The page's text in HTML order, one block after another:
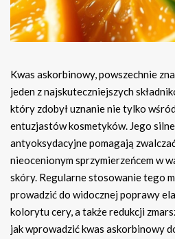
Kwas askorbinowy, powszechnie
jeden z najskuteczniejszych
który zdobył uznanie nie tylko
entuzjastów kosmetyków. Jego
antyoksydacyjne pomagają
nieocenionym sprzymierzeńcem w
skóry. Regularne stosowanie tego
prowadzić do widocznej poprawy
kolorytu cery, a także redukcji
jak wprowadzić kwas askorbinowy